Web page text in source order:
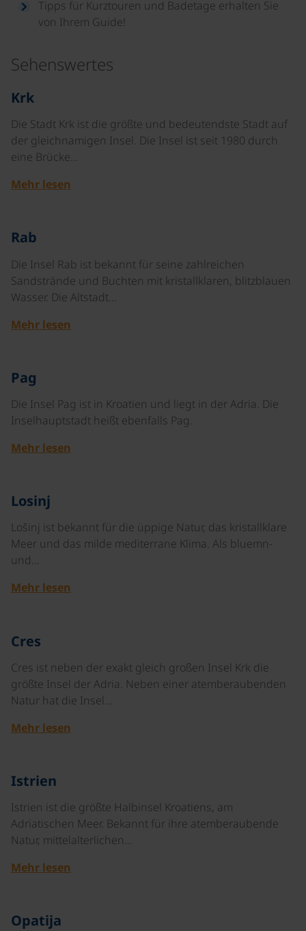
Tipps für Kurztouren und Badetage erhalten Sie
von Ihrem Guide!
Sehenswertes
Krk
Die Stadt Krk ist die größte und bedeutendste Stadt auf
der gleichnamigen Insel. Die Insel ist seit 1980 durch
eine Brücke…
Mehr lesen
Rab
Die Insel Rab ist bekannt für seine zahlreichen
Sandstrände und Buchten mit kristallklaren, blitzblauen
Wasser. Die Altstadt…
Mehr lesen
Pag
Die Insel Pag ist in Kroatien und liegt in der Adria. Die
Inselhauptstadt heißt ebenfalls Pag.
Mehr lesen
Losinj
Lošinj ist bekannt für die üppige Natur, das kristallklare
Meer und das milde mediterrane Klima. Als bluemn-
und…
Mehr lesen
Cres
Cres ist neben der exakt gleich großen Insel Krk die
größte Insel der Adria. Neben einer atemberaubenden
Natur hat die Insel…
Mehr lesen
Istrien
Istrien ist die größte Halbinsel Kroatiens, am
Adriatischen Meer. Bekannt für ihre atemberaubende
Natur, mittelalterlichen…
Mehr lesen
Opatija